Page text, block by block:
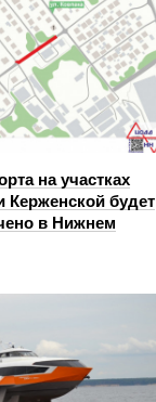
на участках
Керженской будет
в Нижнем